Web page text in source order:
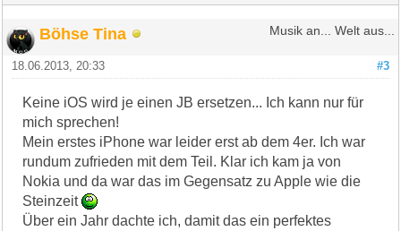
Böhse Tina Musik an... Welt aus...
#3
18.06.2013, 20:33
Keine iOS wird je einen JB ersetzen... Ich kann nur für
mich sprechen!
Mein erstes iPhone war leider erst ab dem 4er. Ich war
rundum zufrieden mit dem Teil. Klar ich kam ja von
Nokia und da war das im Gegensatz zu Apple wie die
Steinzeit
Über ein Jahr dachte ich, damit das ein perfektes